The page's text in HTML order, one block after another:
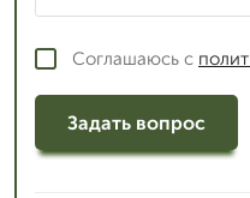
Соглашаюсь с
Задать вопрос